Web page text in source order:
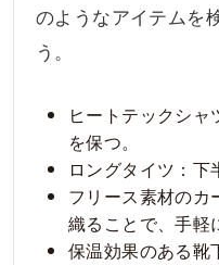
のようなアイテムを
う。
ヒートテックシャ
を保つ。
ロングタイツ：下
フリース素材のカ
織ることで、手軽
保温効果のある靴